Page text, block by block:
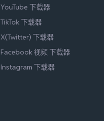
YouTube 下载器
TikTok 下载器
X(Twitter) 下载器
Facebook 视频 下载器
Instagram 下载器